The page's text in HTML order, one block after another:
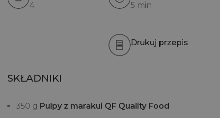
4
5 min
Drukuj przepis
SKŁADNIKI
350 g Pulpy z marakui QF Quality Food